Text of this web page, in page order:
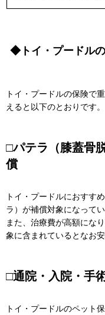
◆トイ・プードル
トイ・プードルの保険で
えると以下のとおりです。
□パテラ（膝蓋骨
償
トイ・プードルにおすす
ラ）が補償対象になって
また、治療費が高額にな
象に含まれているとなお安
□通院・入院・手
トイ・プードルのペット